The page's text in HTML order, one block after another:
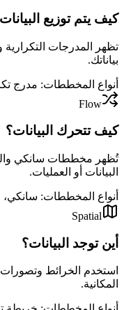
كيف يتم توزيع
تظهر المدرجات
بياناتك.
أنواع المخططات: مدرج
Flow
كيف تتحرك البيانات؟
تُظهر مخططات سانكي
البيانات أو العمليات.
أنواع المخططات:
Spatial
أين توجد البيانات؟
استخدم الخرائط وتصورات
المكانية.